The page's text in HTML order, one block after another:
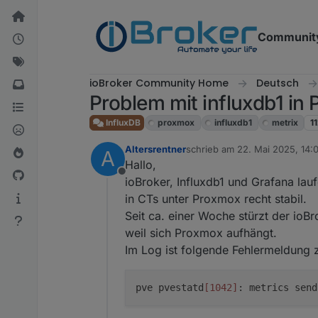
Weiter zum Inhalt
ioBroker Community Home Deutsch
Problem mit influxdb1 in
InfluxDB proxmox influxdb1 metrix
A
Offline
Altersrentnerschrieb am 22. Mai 2025,
zuletzt editiert von
Hallo,
ioBroker, Influxdb1 und Grafana
in CTs unter Proxmox recht stabil.
Seit ca. einer Woche stürzt der
weil sich Proxmox aufhängt.
Im Log ist folgende Fehlermeldung
pve pvestatd [1042] : metrics